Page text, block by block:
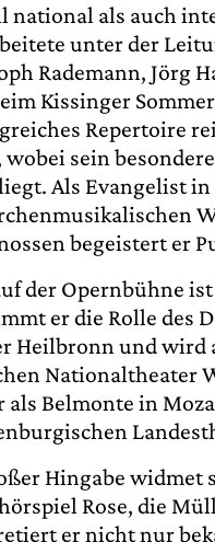
national als auch
unter der
Rademann, Jörg
Kissinger
Repertoire
sein
Als Evangelist
begeistert er
der Opernbühne
er die Rolle des
Heilbronn und wird
Nationaltheater
als Belmonte in
Hingabe widmet
Rose, die
er nicht nur